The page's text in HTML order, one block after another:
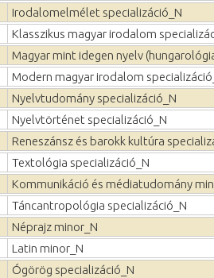
Irodalomelmélet specializáció_N
Klasszikus magyar irodalom
Magyar mint idegen nyelv
Modern magyar irodalom
Nyelvtudomány specializáció_N
Nyelvtörténet specializáció_N
Reneszánsz és barokk kultúra
Textológia specializáció_N
Kommunikáció és médiatudomány
Táncantropológia specializáció_N
Néprajz minor_N
Latin minor_N
Ógörög specializáció_N